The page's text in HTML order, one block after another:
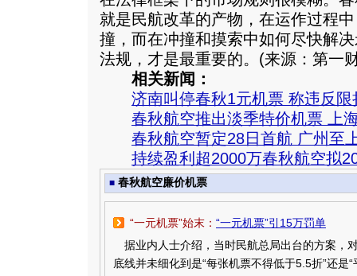
就是民航改革的产物，在运作过程
撞，而在冲撞和摸索中如何尽快解
法规，才是最重要的。(来源：第一
相关新闻：
济南叫停春秋1元机票 称违反
春秋航空推出淡季特价机票 上
春秋航空暂定28日首航 广州至
持续盈利超2000万春秋航空拟
■ 春秋航空廉价机票
“一元机票”始末： “一元机票”引15万罚单
据业内人士介绍，当时民航总局出台的方案，
底线并未细化到是“每张机票不得低于5.5折”还是“